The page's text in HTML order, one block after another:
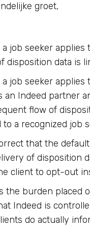
groet,
a job seeker
disposition data is
a job seeker
an Indeed partner
flow of
to a recognized job
that the
of disposition
client to opt-out
the burden placed
Indeed is
do actually